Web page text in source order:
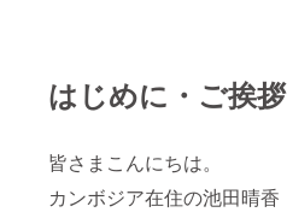
はじめに・ご挨拶
皆さまこんにちは。
カンボジア在住の池田晴香